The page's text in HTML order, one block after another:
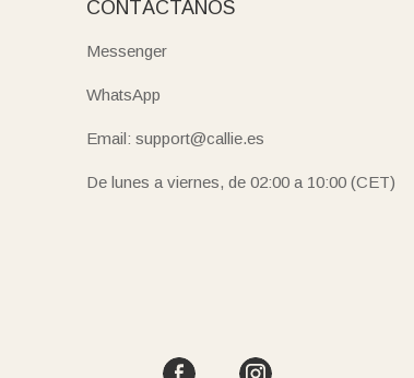
CONTÁCTANOS
Messenger
WhatsApp
Email: support@callie.es
De lunes a viernes, de 02:00 a 10:00 (CET)